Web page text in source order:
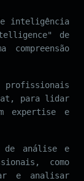
inteligência
de
para lidar
expertise e
análise e
como
e analisar